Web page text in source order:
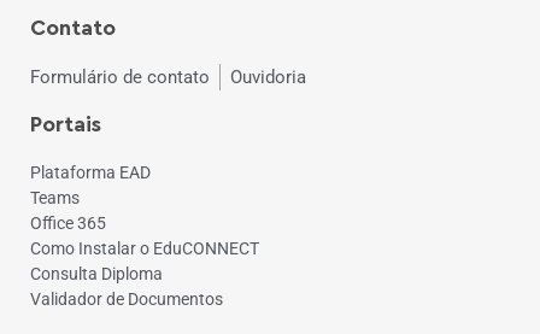
Contato
Formulário de contato Ouvidoria
Portais
Plataforma EAD
Teams
Office 365
Como Instalar o EduCONNECT
Consulta Diploma
Validador de Documentos